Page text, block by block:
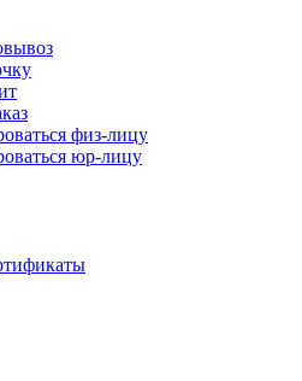
физ-лицу
юр-лицу